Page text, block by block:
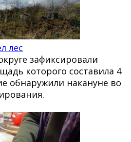
лес
зафиксировали
которого составила 4
обнаружили накануне во